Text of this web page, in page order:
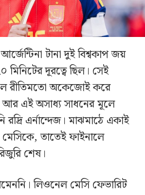
টানা দুই বিশ্বকাপ জয়
দূরত্বে ছিল। সেই
রীতিমতো অকেজোই করে
আর এই অসাধ্য সাধনের মূলে
রদ্রি এর্নান্দেজ। মাঝমাঠে একাই
তাতেই ফাইনালে
শেষ।
লিওনেল মেসি ফেভারিট